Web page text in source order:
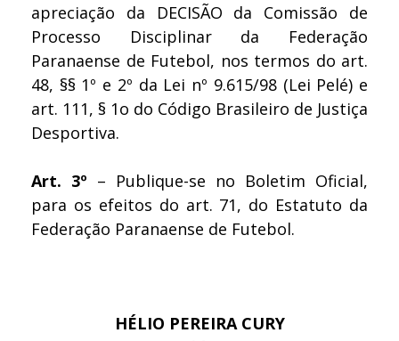
apreciação da DECISÃO da Comissão de
Processo Disciplinar da Federação
Paranaense de Futebol, nos termos do art.
48, §§ 1º e 2º da Lei nº 9.615/98 (Lei Pelé) e
art. 111, § 1o do Código Brasileiro de Justiça
Desportiva.
Art. 3º – Publique-se no Boletim Oficial,
para os efeitos do art. 71, do Estatuto da
Federação Paranaense de Futebol.
HÉLIO PEREIRA CURY